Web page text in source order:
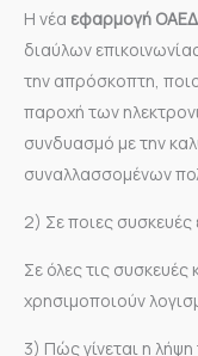
Η νέα εφαρμογή
διαύλων
την απρόσκοπτη,
παροχή των
συνδυασμό με την
συναλλασσομένων
2) Σε ποιες συσκευές
Σε όλες τις
χρησιμοποιούν
3) Πώς γίνεται η λήψη